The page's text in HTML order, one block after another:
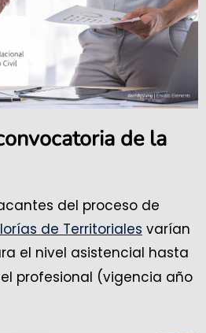
de la
del proceso de
de Territoriales varían
el nivel asistencial hasta
profesional (vigencia año